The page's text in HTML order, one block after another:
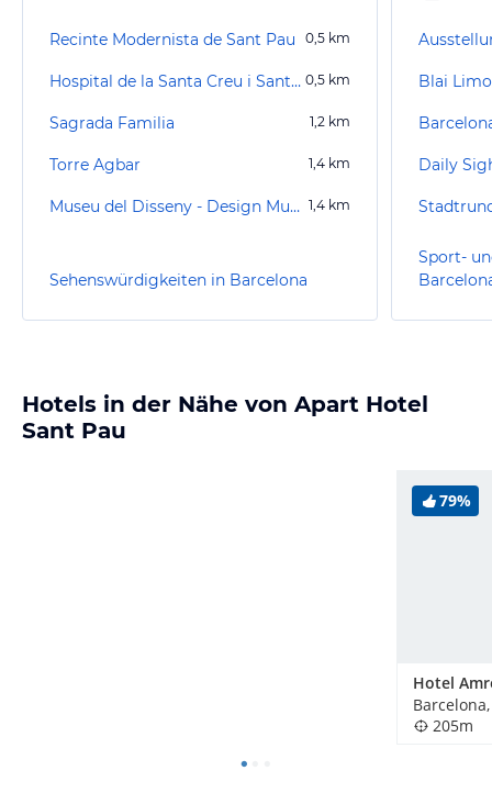
Recinte Modernista de Sant Pau 0,5 km
Hospital de la Santa Creu i Sant Pau 0,5 km
Sagrada Familia 1,2 km
Torre Agbar 1,4 km
Museu del Disseny - Design Museum Barcelona 1,4 km
Sehenswürdigkeiten in Barcelona
Blai
Sport-
Hotels in der Nähe von Apart Hotel
Sant Pau
79%
205m